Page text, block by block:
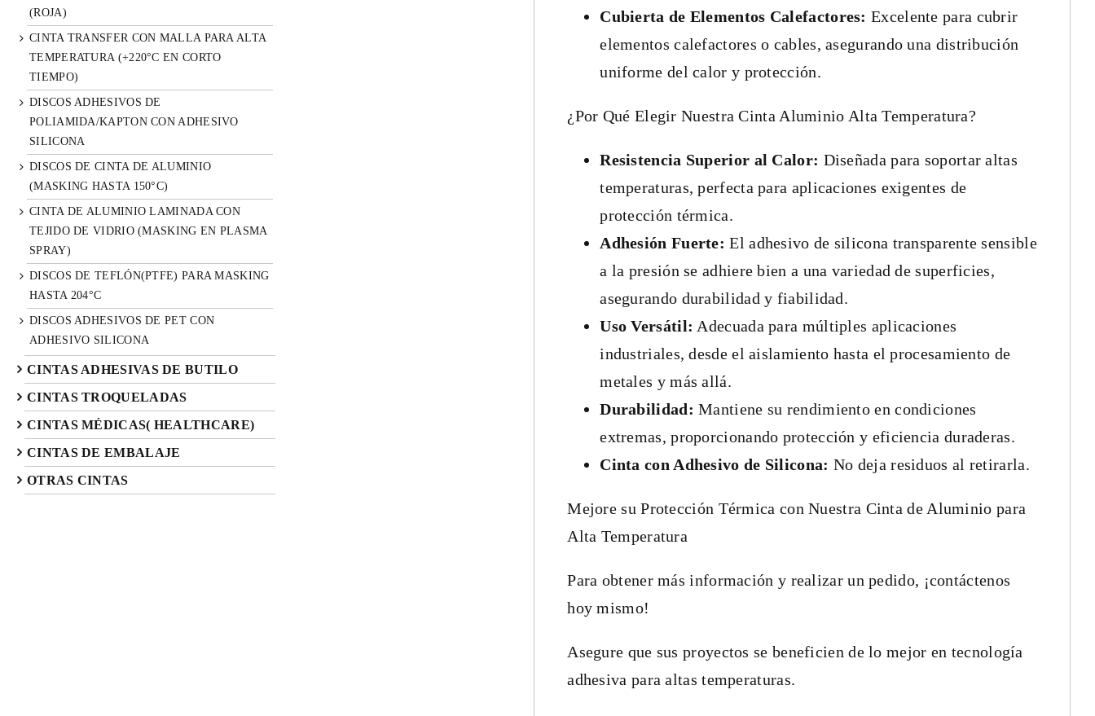
Cubierta de Elementos Calefactores: Excelente para cubrir
elementos calefactores o cables, asegurando una distribución
uniforme del calor y protección.
¿Por Qué Elegir Nuestra Cinta Aluminio Alta Temperatura?
Resistencia Superior al Calor: Diseñada para soportar altas
temperaturas, perfecta para aplicaciones exigentes de
protección térmica.
Adhesión Fuerte: El adhesivo de silicona transparente sensible
a la presión se adhiere bien a una variedad de superficies,
asegurando durabilidad y fiabilidad.
Uso Versátil: Adecuada para múltiples aplicaciones
industriales, desde el aislamiento hasta el procesamiento de
metales y más allá.
Durabilidad: Mantiene su rendimiento en condiciones
extremas, proporcionando protección y eficiencia duraderas.
Cinta con Adhesivo de Silicona: No deja residuos al retirarla.
Mejore su Protección Térmica con Nuestra Cinta de Aluminio para
Alta Temperatura
Para obtener más información y realizar un pedido, ¡contáctenos
hoy mismo!
Asegure que sus proyectos se beneficien de lo mejor en tecnología
adhesiva para altas temperaturas.
(ROJA)
CINTA TRANSFER CON MALLA PARA ALTA
TEMPERATURA (+220°C EN CORTO
TIEMPO)
DISCOS ADHESIVOS DE
POLIAMIDA/KAPTON CON ADHESIVO
SILICONA
DISCOS DE CINTA DE ALUMINIO
(MASKING HASTA 150°C)
CINTA DE ALUMINIO LAMINADA CON
TEJIDO DE VIDRIO (MASKING EN PLASMA
SPRAY)
DISCOS DE TEFLÓN(PTFE) PARA MASKING
HASTA 204°C
DISCOS ADHESIVOS DE PET CON
ADHESIVO SILICONA
CINTAS ADHESIVAS DE BUTILO
CINTAS TROQUELADAS
CINTAS MÉDICAS( HEALTHCARE)
CINTAS DE EMBALAJE
OTRAS CINTAS